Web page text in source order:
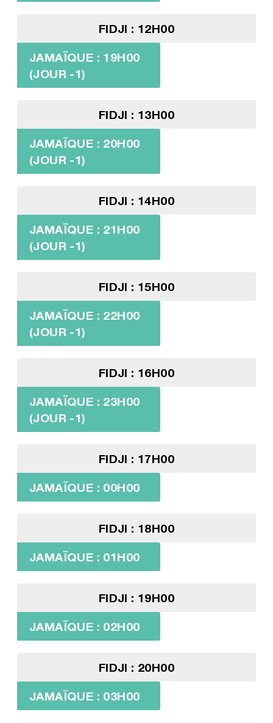
FIDJI : 12H00
JAMAÏQUE : 19H00
(JOUR -1)
FIDJI : 13H00
JAMAÏQUE : 20H00
(JOUR -1)
FIDJI : 14H00
JAMAÏQUE : 21H00
(JOUR -1)
FIDJI : 15H00
JAMAÏQUE : 22H00
(JOUR -1)
FIDJI : 16H00
JAMAÏQUE : 23H00
(JOUR -1)
FIDJI : 17H00
JAMAÏQUE : 00H00
FIDJI : 18H00
JAMAÏQUE : 01H00
FIDJI : 19H00
JAMAÏQUE : 02H00
FIDJI : 20H00
JAMAÏQUE : 03H00